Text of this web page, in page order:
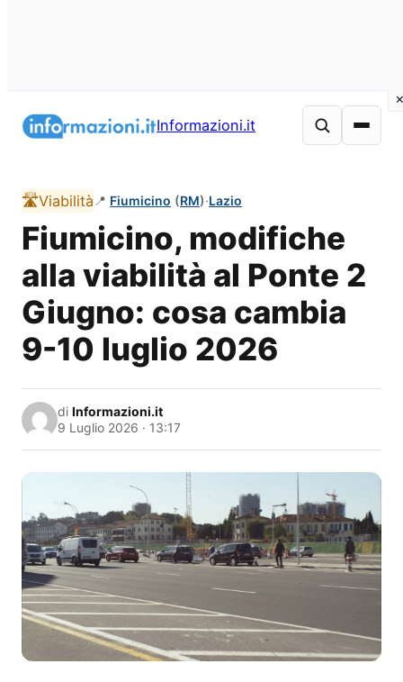
Informazioni.it
🛣️Viabilità 📍 Fiumicino (RM)·Lazio
Fiumicino, modifiche
alla viabilità al Ponte 2
Giugno: cosa cambia
9-10 luglio 2026
di Informazioni.it
9 Luglio 2026 · 13:17